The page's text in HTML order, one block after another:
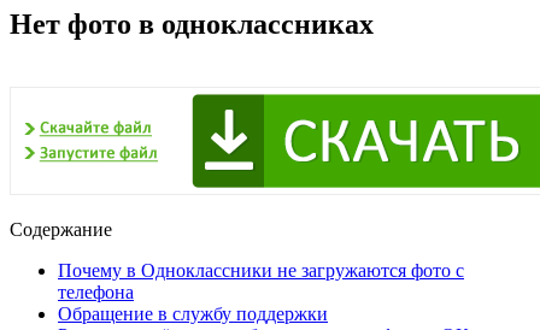
Нет фото в одноклассниках
Содержание
Почему в Одноклассники не загружаются фото с
телефона
Обращение в службу поддержки